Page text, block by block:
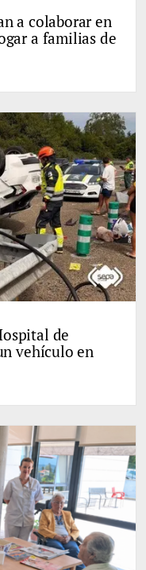
a colaborar en
a familias de
de
vehículo en